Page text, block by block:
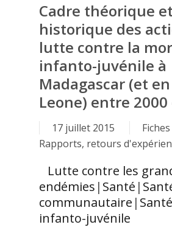
Cadre théorique et
historique des
lutte contre la
infanto-juvénile à
Madagascar (et
Leone) entre
17 juillet 2015
Rapports, retours
Lutte contre les
endémies | Santé |
communautaire |
infanto-juvénile